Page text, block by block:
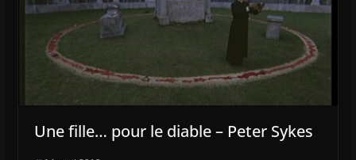
Une fille… pour le diable – Peter Sykes